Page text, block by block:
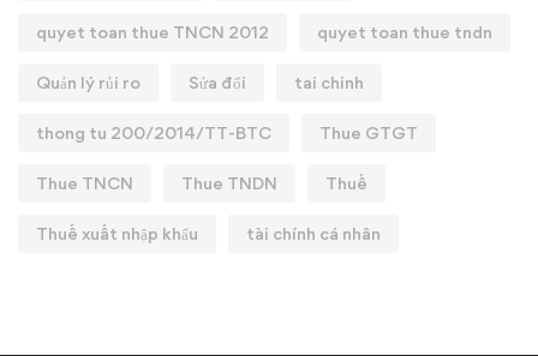
quyet toan thue TNCN 2012 quyet toan thue tndn
Quản lý rủi ro Sửa đổi tai chinh
thong tu 200/2014/TT-BTC Thue GTGT
Thue TNCN Thue TNDN Thuế
Thuế xuất nhập khẩu tài chính cá nhân